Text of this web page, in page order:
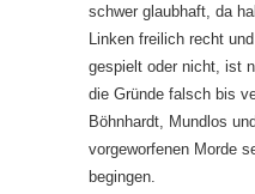
schwer glaubhaft, da
Linken freilich recht
gespielt oder nicht, ist
die Gründe falsch bis
Böhnhardt, Mundlos
vorgeworfenen Morde
begingen.